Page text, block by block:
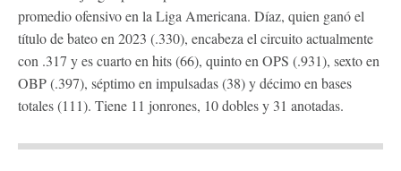
promedio ofensivo en la Liga Americana. Díaz, quien ganó el
título de bateo en 2023 (.330), encabeza el circuito actualmente
con .317 y es cuarto en hits (66), quinto en OPS (.931), sexto en
OBP (.397), séptimo en impulsadas (38) y décimo en bases
totales (111). Tiene 11 jonrones, 10 dobles y 31 anotadas.